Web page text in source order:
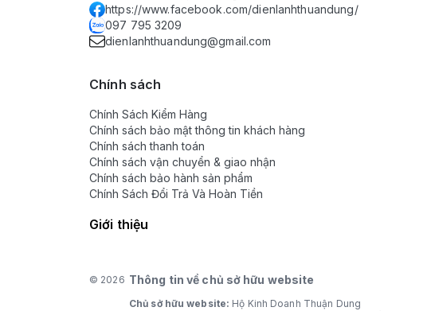
https://www.facebook.com/dienlanhthuandung/
097 795 3209
dienlanhthuandung@gmail.com
Chính sách
Chính Sách Kiểm Hàng
Chính sách bảo mật thông tin khách hàng
Chính sách thanh toán
Chính sách vận chuyển & giao nhận
Chính sách bảo hành sản phẩm
Chính Sách Đổi Trả Và Hoàn Tiền
Giới thiệu
© 2026 Thông tin về chủ sở hữu website
Chủ sở hữu website: Hộ Kinh Doanh Thuận Dung